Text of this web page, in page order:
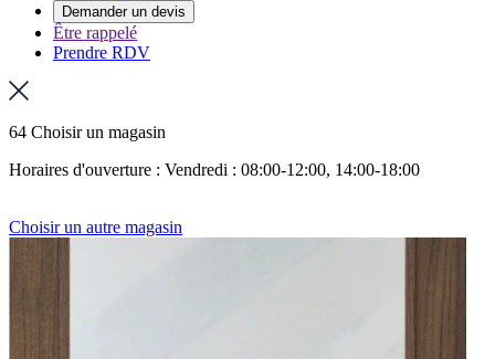
Demander un devis
Être rappelé
Prendre RDV
64 Choisir un magasin
Horaires d'ouverture : Vendredi : 08:00-12:00, 14:00-18:00
Choisir un autre magasin